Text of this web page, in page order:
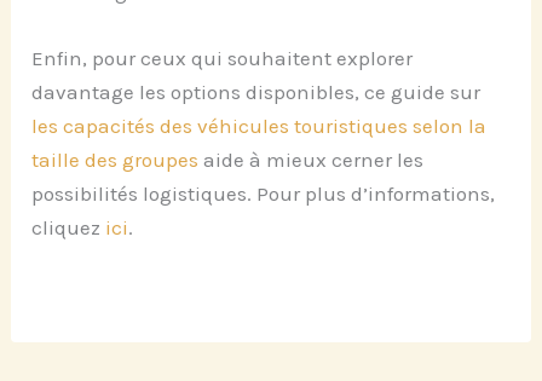
Enfin, pour ceux qui souhaitent explorer
davantage les options disponibles, ce guide sur
les capacités des véhicules touristiques selon la
taille des groupes aide à mieux cerner les
possibilités logistiques. Pour plus d’informations,
cliquez ici.